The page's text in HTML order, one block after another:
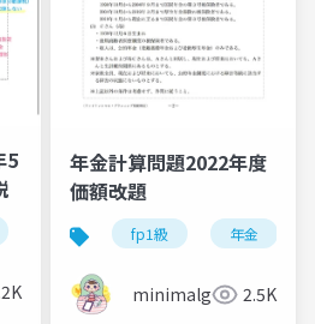
5
資格試験
年金計算問題2022年度
価額改題
fp1級 年金
minimalgreen2.5K